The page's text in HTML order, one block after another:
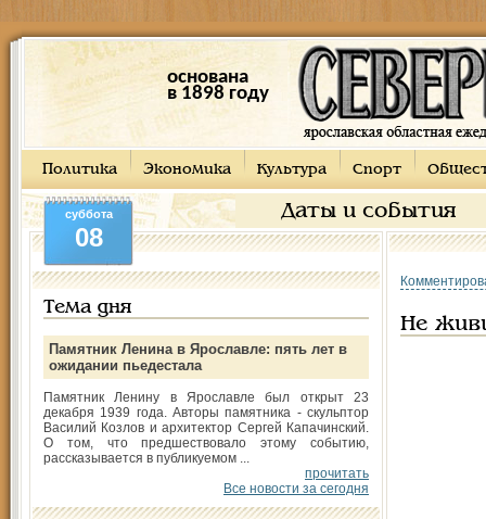
основана
в 1898 году
Политика Экономика Культура Спорт
Даты и события
суббота
08
Тема дня
Памятник Ленина в Ярославле: пять лет в
ожидании пьедестала
Памятник Ленину в Ярославле был открыт 23
декабря 1939 года. Авторы памятника - скульптор
Василий Козлов и архитектор Сергей Капачинский.
О том, что предшествовало этому событию,
рассказывается в публикуемом ...
прочитать
Все новости за сегодня
Не